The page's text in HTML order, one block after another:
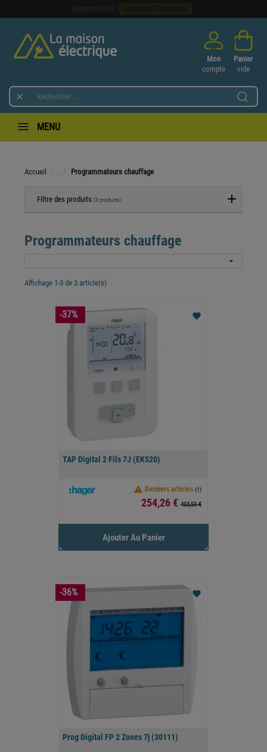

Mon
compte
Panier
vide
MENU
Accueil Programmateurs chauffage
Filtre des produits (3 produits)
Programmateurs chauffage

Affichage 1-3 de 3 article(s)
TAP Digital 2 Fils 7J (EK520)
 Derniers articles (1)
Prix
254,26 € 403,59 €
favorite
Ajouter Au Panier
-37%
Prog Digital FP 2 Zones 7j (30111)
favorite
-36%